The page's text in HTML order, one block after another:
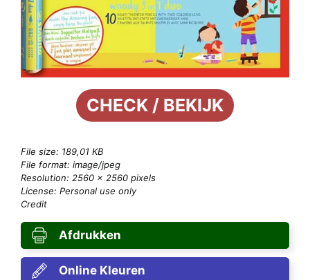
CHECK / BEKIJK
File size: 189,01 KB
File format: image/jpeg
Resolution: 2560 × 2560 pixels
License: Personal use only
Credit
Afdrukken
Online Kleuren